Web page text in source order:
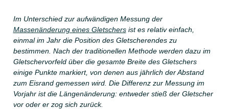
Im Unterschied zur aufwändigen Messung der
Massenänderung eines Gletschersist es relativ einfach,
einmal im Jahr die Position des Gletscherendes zu
bestimmen. Nach der traditionellen Methode werden dazu im
Gletschervorfeld über die gesamte Breite des Gletschers
einige Punkte markiert, von denen aus jährlich der Abstand
zum Eisrand gemessen wird. Die Differenz zur Messung im
Vorjahr ist die Längenänderung: entweder stieß der Gletscher
vor oder er zog sich zurück.